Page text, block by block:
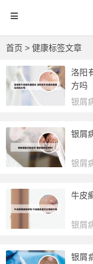
首页 > 健康标签文章
洛阳
方吗
银屑
银屑
银屑
牛皮
银屑
银屑